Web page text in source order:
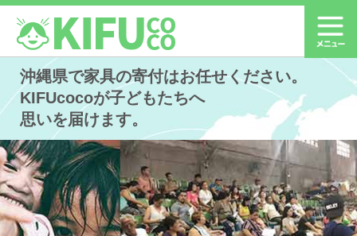
沖縄県で家具の寄付はお任せください。
KIFUcocoが子どもたちへ
思いを届けます。